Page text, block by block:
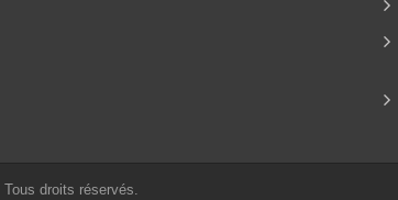
Tous droits réservés.